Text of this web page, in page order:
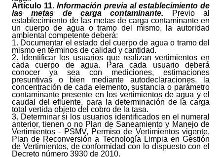
Artículo 11. Información previa al establecimiento de
las metas de carga contaminante.
Previo al
establecimiento de las metas de carga contaminante en
un cuerpo de agua o tramo del mismo, la autoridad
ambiental competente deberá:
1. Documentar el estado del cuerpo de agua o tramo del
mismo en términos de calidad y cantidad.
2. Identificar los usuarios que realizan vertimientos en
cada cuerpo de agua. Para cada usuario deberá
conocer ya sea con mediciones, estimaciones
presuntivas o bien mediante autodeclaraciones, la
concentración de cada elemento, sustancia o parámetro
contaminante presente en los vertimientos de agua y el
caudal del efluente, para la determinación de la carga
total vertida objeto del cobro de la tasa.
3. Determinar si los usuarios identificados en el numeral
anterior, tienen o no Plan de Saneamiento y Manejo de
Vertimientos - PSMV, Permiso de Vertimientos vigente,
Plan de Reconversión a Tecnología Limpia en Gestión
de Vertimientos, de conformidad con lo dispuesto con el
Decreto número 3930 de 2010.